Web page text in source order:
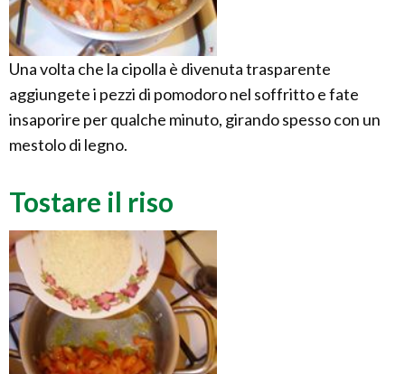
Una volta che la cipolla è divenuta trasparente
aggiungete i pezzi di pomodoro nel soffritto e fate
insaporire per qualche minuto, girando spesso con un
mestolo di legno.
Tostare il riso